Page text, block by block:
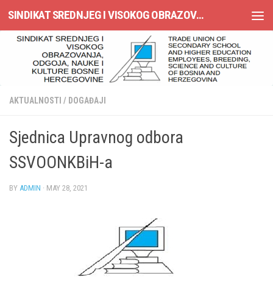
Skip to content SINDIKAT SREDNJEG I VISOKOG OBRAZOVANJA, ODGOJA, NAUKE I KULTURE BOSNE I HERCEGOVINE
AKTUALNOSTI / DOGAĐAJI
Sjednica Upravnog odbora
SSVOONKBiH-a
BY ADMIN · MAY 28, 2021